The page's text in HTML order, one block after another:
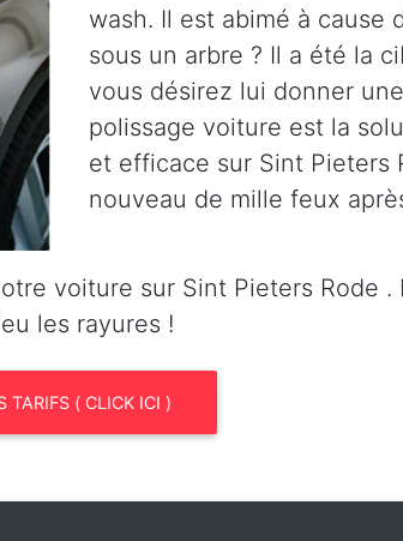
wash. Il est abimé à cause
sous un arbre ? Il a été la
vous désirez lui donner
polissage voiture est la
et efficace sur Sint Pieters
nouveau de mille feux
voiture sur Sint Pieters Rode
les rayures !
TARIFS ( CLICK ICI )